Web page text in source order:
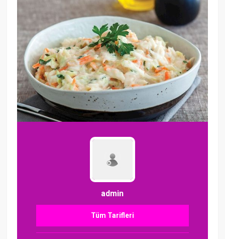
admin
Tüm Tarifleri